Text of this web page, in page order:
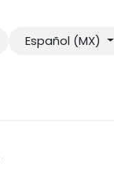
Español (MX)